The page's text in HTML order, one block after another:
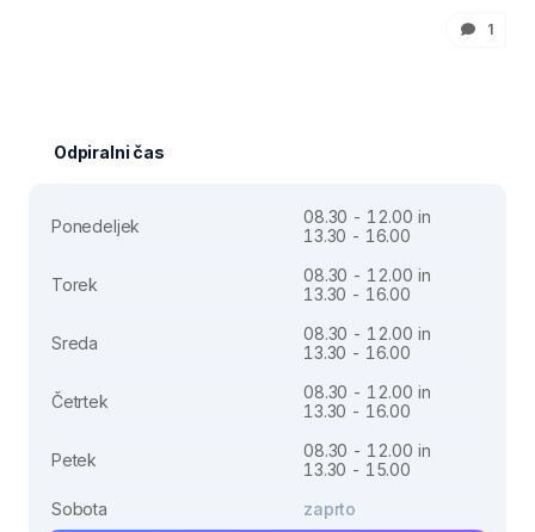
1
Odpiralni čas
Ponedeljek
08.30 - 12.00 in
13.30 - 16.00
Torek
08.30 - 12.00 in
13.30 - 16.00
Sreda
08.30 - 12.00 in
13.30 - 16.00
Četrtek
08.30 - 12.00 in
13.30 - 16.00
Petek
08.30 - 12.00 in
13.30 - 15.00
Sobota
zaprto